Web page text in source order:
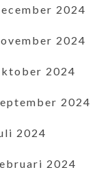
2024
2024
2024
2024
2024
2024